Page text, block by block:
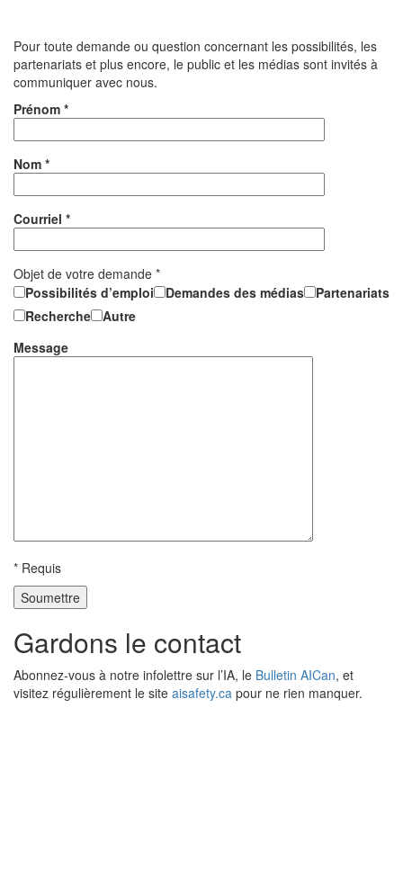
Pour toute demande ou question concernant les possibilités, les
partenariats et plus encore, le public et les médias sont invités à
communiquer avec nous.
Prénom *
Nom *
Courriel *
Objet de votre demande *
Possibilités d’emploi
Demandes des médias
Partenariats
Recherche
Autre
Message
* Requis
Gardons le contact
Abonnez-vous à notre infolettre sur l’IA, le Bulletin AICan, et
visitez régulièrement le site aisafety.ca pour ne rien manquer.